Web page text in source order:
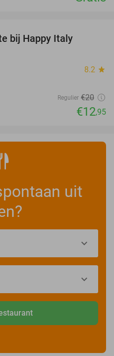
bij Happy Italy
8.2 star
Regulier €20
€12,95
uit